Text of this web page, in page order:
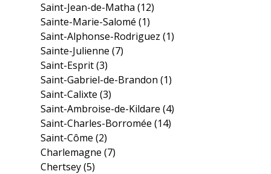
Saint-Jean-de-Matha(12)
Sainte-Marie-Salomé(1)
Saint-Alphonse-Rodriguez(1)
Sainte-Julienne(7)
Saint-Esprit(3)
Saint-Gabriel-de-Brandon(1)
Saint-Calixte(3)
Saint-Ambroise-de-Kildare(4)
Saint-Charles-Borromée(14)
Saint-Côme(2)
Charlemagne(7)
Chertsey(5)